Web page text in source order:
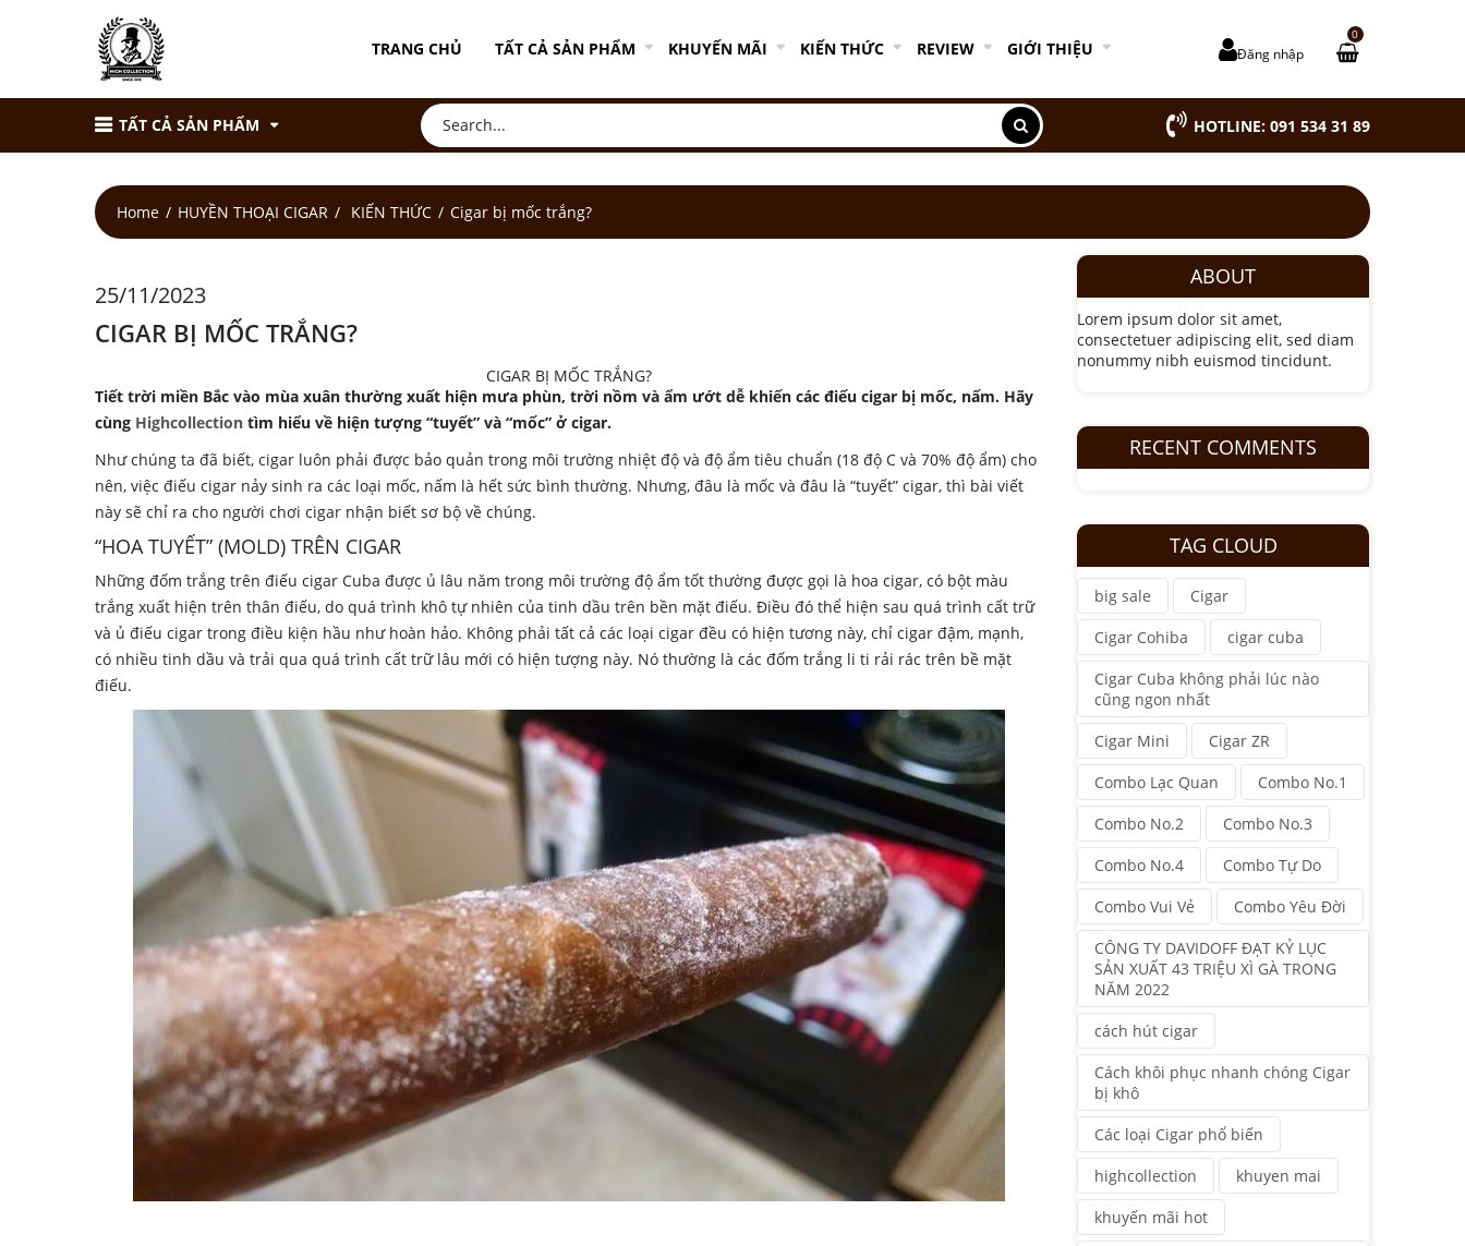
TRANG CHỦ TẤT CẢ SẢN PHẨM KHUYẾN MÃI KIẾN THỨC REVIEW GIỚI THIỆU Đăng nhập
0
TẤT CẢ SẢN PHẨM HOTLINE: 091 534 31 89
Home HUYỀN THOẠI CIGAR KIẾN THỨC Cigar bị mốc trắng?
25/11/2023
CIGAR BỊ MỐC TRẮNG?
CIGAR BỊ MỐC TRẮNG?
Tiết trời miền Bắc vào mùa xuân thường xuất hiện mưa phùn, trời nồm và ẩm ướt dễ khiến các điếu cigar bị mốc, nấm. Hãy
cùng Highcollection tìm hiểu về hiện tượng “tuyết” và “mốc” ở cigar.
Như chúng ta đã biết, cigar luôn phải được bảo quản trong môi trường nhiệt độ và độ ẩm tiêu chuẩn (18 độ C và 70% độ ẩm) cho
nên, việc điếu cigar nảy sinh ra các loại mốc, nấm là hết sức bình thường. Nhưng, đâu là mốc và đâu là “tuyết” cigar, thì bài viết
này sẽ chỉ ra cho người chơi cigar nhận biết sơ bộ về chúng.
“HOA TUYẾT” (MOLD) TRÊN CIGAR
Những đốm trắng trên điếu cigar Cuba được ủ lâu năm trong môi trường độ ẩm tốt thường được gọi là hoa cigar, có bột màu
trắng xuất hiện trên thân điếu, do quá trình khô tự nhiên của tinh dầu trên bền mặt điếu. Điều đó thể hiện sau quá trình cất trữ
và ủ điếu cigar trong điều kiện hầu như hoàn hảo. Không phải tất cả các loại cigar đều có hiện tương này, chỉ cigar đậm, mạnh,
có nhiều tinh dầu và trải qua quá trình cất trữ lâu mới có hiện tượng này. Nó thường là các đốm trắng li ti rải rác trên bề mặt
điếu.
ABOUT
Lorem ipsum dolor sit amet,
consectetuer adipiscing elit, sed diam
nonummy nibh euismod tincidunt.
RECENT COMMENTS
TAG CLOUD
big sale
Cigar
Cigar Cohiba
cigar cuba
Cigar Cuba không phải lúc nào
cũng ngon nhất
Cigar Mini
Cigar ZR
Combo Lạc Quan
Combo No.1
Combo No.2
Combo No.3
Combo No.4
Combo Tự Do
Combo Vui Vẻ
Combo Yêu Đời
CÔNG TY DAVIDOFF ĐẠT KỶ LỤC
SẢN XUẤT 43 TRIỆU XÌ GÀ TRONG
NĂM 2022
cách hút cigar
Cách khôi phục nhanh chóng Cigar
bị khô
Các loại Cigar phổ biến
highcollection
khuyen mai
khuyến mãi hot